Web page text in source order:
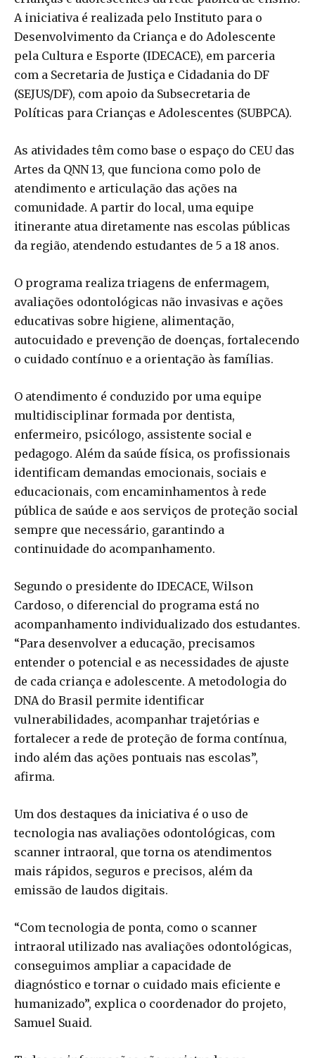
A iniciativa é realizada pelo Instituto para o
Desenvolvimento da Criança e do Adolescente
pela Cultura e Esporte (IDECACE), em parceria
com a Secretaria de Justiça e Cidadania do DF
(SEJUS/DF), com apoio da Subsecretaria de
Políticas para Crianças e Adolescentes (SUBPCA).
As atividades têm como base o espaço do CEU das
Artes da QNN 13, que funciona como polo de
atendimento e articulação das ações na
comunidade. A partir do local, uma equipe
itinerante atua diretamente nas escolas públicas
da região, atendendo estudantes de 5 a 18 anos.
O programa realiza triagens de enfermagem,
avaliações odontológicas não invasivas e ações
educativas sobre higiene, alimentação,
autocuidado e prevenção de doenças, fortalecendo
o cuidado contínuo e a orientação às famílias.
O atendimento é conduzido por uma equipe
multidisciplinar formada por dentista,
enfermeiro, psicólogo, assistente social e
pedagogo. Além da saúde física, os profissionais
identificam demandas emocionais, sociais e
educacionais, com encaminhamentos à rede
pública de saúde e aos serviços de proteção social
sempre que necessário, garantindo a
continuidade do acompanhamento.
Segundo o presidente do IDECACE, Wilson
Cardoso, o diferencial do programa está no
acompanhamento individualizado dos estudantes.
“Para desenvolver a educação, precisamos
entender o potencial e as necessidades de ajuste
de cada criança e adolescente. A metodologia do
DNA do Brasil permite identificar
vulnerabilidades, acompanhar trajetórias e
fortalecer a rede de proteção de forma contínua,
indo além das ações pontuais nas escolas”,
afirma.
Um dos destaques da iniciativa é o uso de
tecnologia nas avaliações odontológicas, com
scanner intraoral, que torna os atendimentos
mais rápidos, seguros e precisos, além da
emissão de laudos digitais.
“Com tecnologia de ponta, como o scanner
intraoral utilizado nas avaliações odontológicas,
conseguimos ampliar a capacidade de
diagnóstico e tornar o cuidado mais eficiente e
humanizado”, explica o coordenador do projeto,
Samuel Suaid.